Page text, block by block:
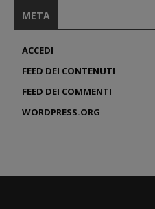
META
ACCEDI
FEED DEI CONTENUTI
FEED DEI COMMENTI
WORDPRESS.ORG